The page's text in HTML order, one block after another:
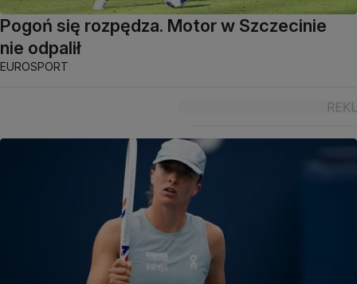
Pogoń się rozpędza. Motor w Szczecinie
nie odpalił
EUROSPORT